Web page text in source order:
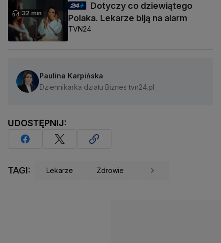
32 min
Dotyczy co dziewiątego
Polaka. Lekarze biją na alarm
TVN24
Paulina Karpińska
Dziennikarka działu Biznes tvn24.pl
UDOSTĘPNIJ:
TAGI: Lekarze Zdrowie